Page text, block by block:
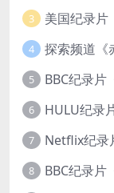
3
4
5
6
7
8